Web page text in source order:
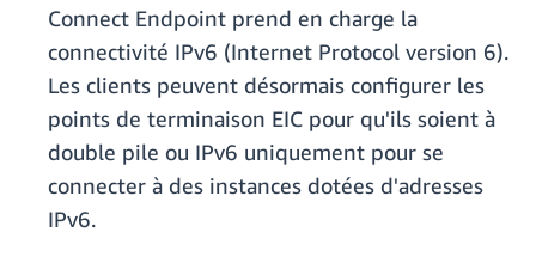
Connect Endpoint prend en charge la
connectivité IPv6 (Internet Protocol version 6).
Les clients peuvent désormais configurer les
points de terminaison EIC pour qu'ils soient à
double pile ou IPv6 uniquement pour se
connecter à des instances dotées d'adresses
IPv6.